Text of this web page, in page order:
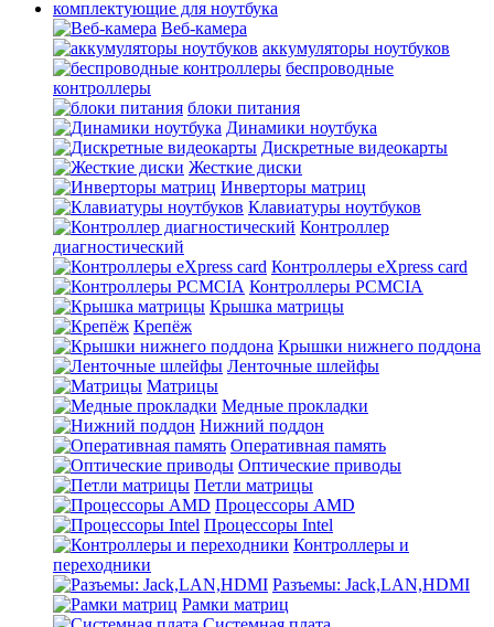
комплектующие для ноутбука
Веб-камера
аккумуляторы ноутбуков
беспроводные
контроллеры
блоки питания
Динамики ноутбука
Дискретные видеокарты
Жесткие диски
Инверторы матриц
Клавиатуры ноутбуков
Контроллер
диагностический
Контроллеры eXpress card
Контроллеры PCMCIA
Крышка матрицы
Крепёж
Крышки нижнего поддона
Ленточные шлейфы
Матрицы
Медные прокладки
Нижний поддон
Оперативная память
Оптические приводы
Петли матрицы
Процессоры AMD
Процессоры Intel
Контроллеры и
переходники
Разъемы: Jack,LAN,HDMI
Рамки матриц